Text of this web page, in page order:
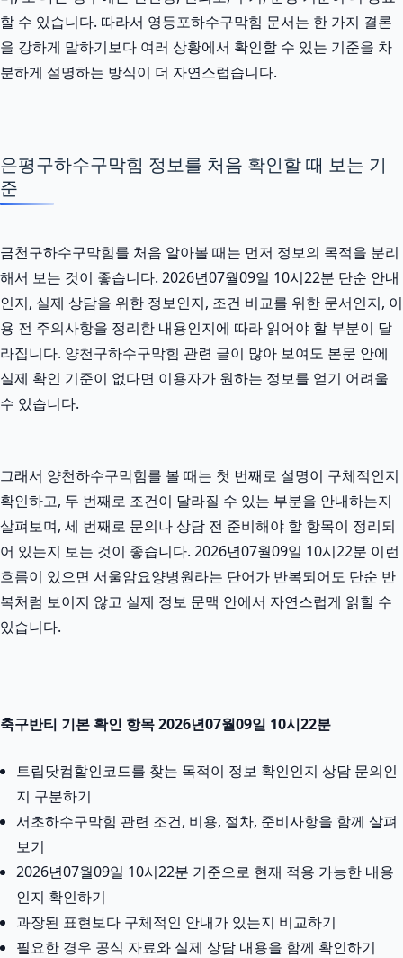
할 수 있습니다. 따라서 영등포하수구막힘 문서는 한 가지 결론
을 강하게 말하기보다 여러 상황에서 확인할 수 있는 기준을 차
분하게 설명하는 방식이 더 자연스럽습니다.
은평구하수구막힘 정보를 처음 확인할 때 보는 기
준
금천구하수구막힘를 처음 알아볼 때는 먼저 정보의 목적을 분리
해서 보는 것이 좋습니다. 2026년07월09일 10시22분 단순 안내
인지, 실제 상담을 위한 정보인지, 조건 비교를 위한 문서인지, 이
용 전 주의사항을 정리한 내용인지에 따라 읽어야 할 부분이 달
라집니다. 양천구하수구막힘 관련 글이 많아 보여도 본문 안에
실제 확인 기준이 없다면 이용자가 원하는 정보를 얻기 어려울
수 있습니다.
그래서 양천하수구막힘를 볼 때는 첫 번째로 설명이 구체적인지
확인하고, 두 번째로 조건이 달라질 수 있는 부분을 안내하는지
살펴보며, 세 번째로 문의나 상담 전 준비해야 할 항목이 정리되
어 있는지 보는 것이 좋습니다. 2026년07월09일 10시22분 이런
흐름이 있으면 서울암요양병원라는 단어가 반복되어도 단순 반
복처럼 보이지 않고 실제 정보 문맥 안에서 자연스럽게 읽힐 수
있습니다.
축구반티 기본 확인 항목 2026년07월09일 10시22분
트립닷컴할인코드를 찾는 목적이 정보 확인인지 상담 문의인
지 구분하기
서초하수구막힘 관련 조건, 비용, 절차, 준비사항을 함께 살펴
보기
2026년07월09일 10시22분 기준으로 현재 적용 가능한 내용
인지 확인하기
과장된 표현보다 구체적인 안내가 있는지 비교하기
필요한 경우 공식 자료와 실제 상담 내용을 함께 확인하기